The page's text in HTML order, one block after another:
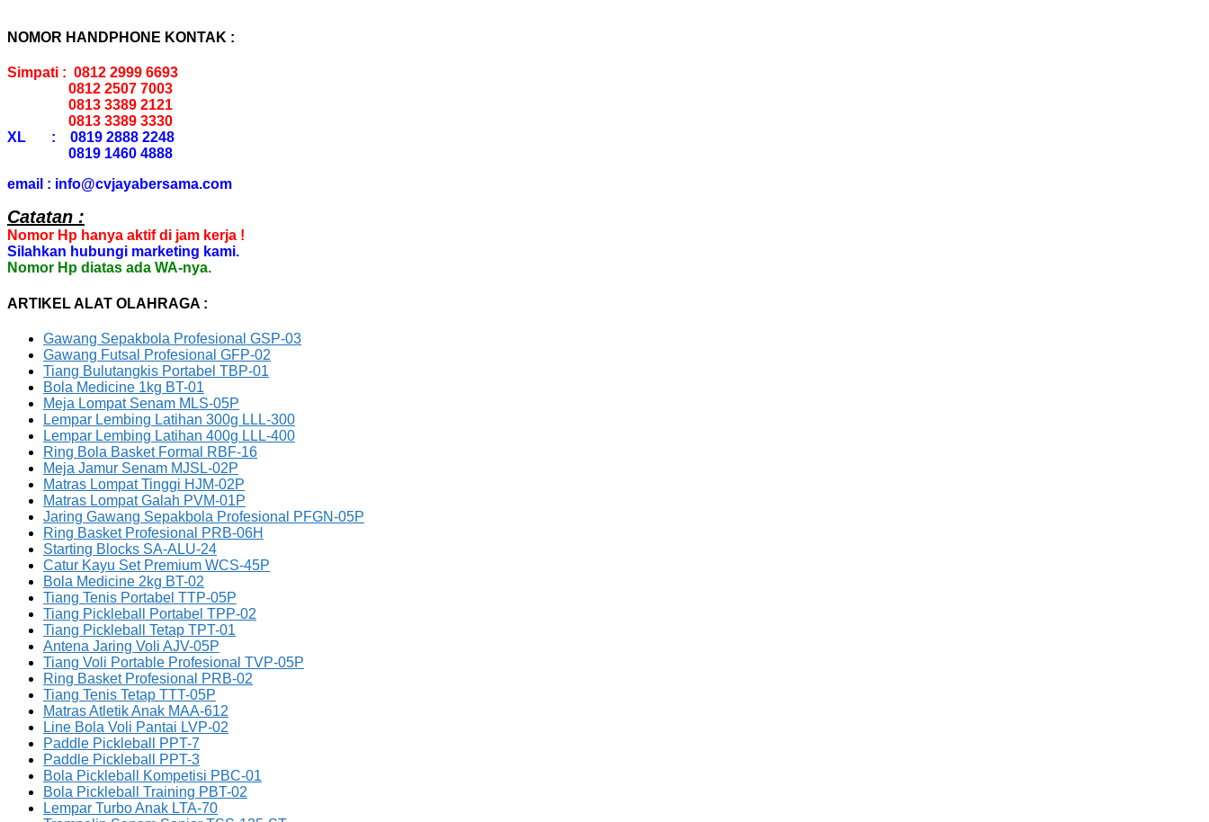
NOMOR HANDPHONE KONTAK :
Simpati : 0812 2999 6693
0812 2507 7003
0813 3389 2121
0813 3389 3330
XL : 0819 2888 2248
0819 1460 4888
email : info@cvjayabersama.com
Catatan :
Nomor Hp hanya aktif di jam kerja !
Silahkan hubungi marketing kami.
Nomor Hp diatas ada WA-nya.
ARTIKEL ALAT OLAHRAGA :
Gawang Sepakbola Profesional GSP-03
Gawang Futsal Profesional GFP-02
Tiang Bulutangkis Portabel TBP-01
Bola Medicine 1kg BT-01
Meja Lompat Senam MLS-05P
Lempar Lembing Latihan 300g LLL-300
Lempar Lembing Latihan 400g LLL-400
Ring Bola Basket Formal RBF-16
Meja Jamur Senam MJSL-02P
Matras Lompat Tinggi HJM-02P
Matras Lompat Galah PVM-01P
Jaring Gawang Sepakbola Profesional PFGN-05P
Ring Basket Profesional PRB-06H
Starting Blocks SA-ALU-24
Catur Kayu Set Premium WCS-45P
Bola Medicine 2kg BT-02
Tiang Tenis Portabel TTP-05P
Tiang Pickleball Portabel TPP-02
Tiang Pickleball Tetap TPT-01
Antena Jaring Voli AJV-05P
Tiang Voli Portable Profesional TVP-05P
Ring Basket Profesional PRB-02
Tiang Tenis Tetap TTT-05P
Matras Atletik Anak MAA-612
Line Bola Voli Pantai LVP-02
Paddle Pickleball PPT-7
Paddle Pickleball PPT-3
Bola Pickleball Kompetisi PBC-01
Bola Pickleball Training PBT-02
Lempar Turbo Anak LTA-70